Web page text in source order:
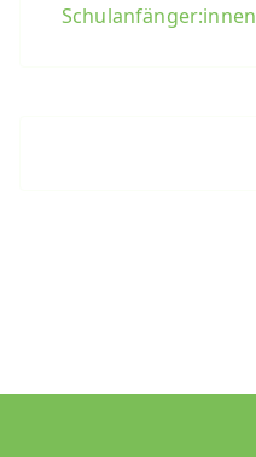
Schulanfänger:innen